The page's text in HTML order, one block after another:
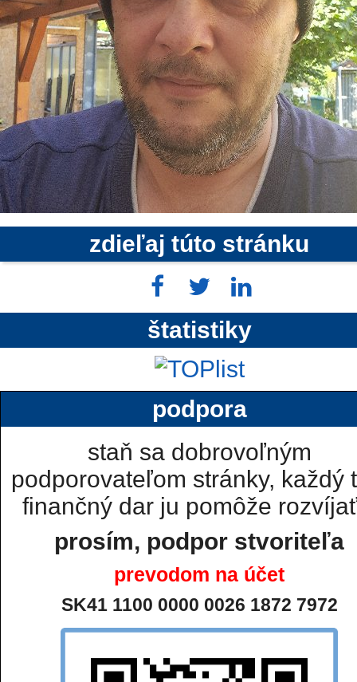
zdieľaj túto stránku
štatistiky
podpora
staň sa dobrovoľným
podporovateľom stránky, každý
finančný dar ju pomôže
prosím, podpor stvoriteľa
prevodom na účet
SK41 1100 0000 0026 1872 7972